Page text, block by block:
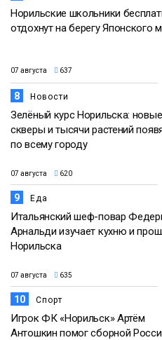
Норильские школьники
отдохнут на берегу Японского
07 августа 637
8 Новости
Зелёный курс Норильска: новые
скверы и тысячи растений
по всему городу
07 августа 620
9 Еда
Итальянский шеф-повар
Арнальди изучает кухню и
Норильска
07 августа 635
10 Спорт
Игрок ФК «Норильск» Артём
Антошкин помог сборной